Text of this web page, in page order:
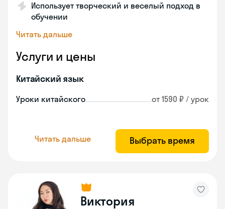
Использует творческий и веселый подход в
обучении
Читать дальше
Услуги и цены
Китайский язык
Уроки китайского от 1590 ₽ / урок
Читать дальше Выбрать время
Виктория